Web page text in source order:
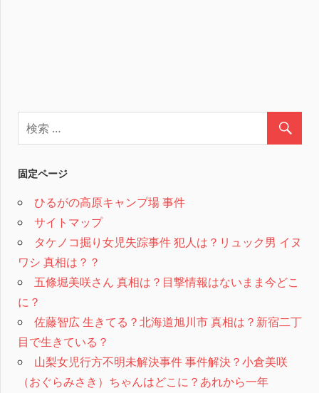
固定ページ
ひるがの高原キャンプ場 事件
サイトマップ
タケノコ掘り女児失踪事件 犯人は？リュック男 イヌ
ワシ 真相は？？
五條堀美咲さん 真相は？目撃情報はないまま今どこ
に？
佐藤智広 生きてる？北海道旭川市 真相は？新宿二丁
目で生きている？
山梨女児行方不明未解決事件 事件解決？小倉美咲
（おぐらみさき）ちゃんはどこに？あれから一年